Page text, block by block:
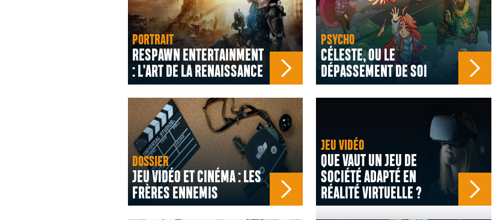
PORTRAIT
RESPAWN ENTERTAINMENT
: L'ART DE LA RENAISSANCE
PSYCHO
CÉLESTE, OU LE
DÉPASSEMENT DE SOI
DOSSIER
JEU VIDÉO ET CINÉMA : LES
FRÈRES ENNEMIS
JEU VIDÉO
QUE VAUT UN JEU DE
SOCIÉTÉ ADAPTÉ EN
RÉALITÉ VIRTUELLE ?